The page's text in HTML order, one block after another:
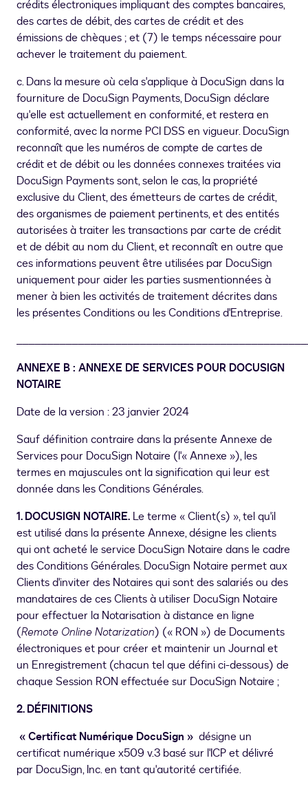
crédits électroniques impliquant des comptes bancaires,
des cartes de débit, des cartes de crédit et des
émissions de chèques ; et (7) le temps nécessaire pour
achever le traitement du paiement.
c. Dans la mesure où cela s'applique à DocuSign dans la
fourniture de DocuSign Payments, DocuSign déclare
qu'elle est actuellement en conformité, et restera en
conformité, avec la norme PCI DSS en vigueur. DocuSign
reconnaît que les numéros de compte de cartes de
crédit et de débit ou les données connexes traitées via
DocuSign Payments sont, selon le cas, la propriété
exclusive du Client, des émetteurs de cartes de crédit,
des organismes de paiement pertinents, et des entités
autorisées à traiter les transactions par carte de crédit
et de débit au nom du Client, et reconnaît en outre que
ces informations peuvent être utilisées par DocuSign
uniquement pour aider les parties susmentionnées à
mener à bien les activités de traitement décrites dans
les présentes Conditions ou les Conditions d'Entreprise.
ANNEXE B : ANNEXE DE SERVICES POUR DOCUSIGN
NOTAIRE
Date de la version : 23 janvier 2024
Sauf définition contraire dans la présente Annexe de
Services pour DocuSign Notaire (l'« Annexe »), les
termes en majuscules ont la signification qui leur est
donnée dans les Conditions Générales.
1. DOCUSIGN NOTAIRE. Le terme « Client(s) », tel qu'il
est utilisé dans la présente Annexe, désigne les clients
qui ont acheté le service DocuSign Notaire dans le cadre
des Conditions Générales. DocuSign Notaire permet aux
Clients d'inviter des Notaires qui sont des salariés ou des
mandataires de ces Clients à utiliser DocuSign Notaire
pour effectuer la Notarisation à distance en ligne
(Remote Online Notarization) (« RON ») de Documents
électroniques et pour créer et maintenir un Journal et
un Enregistrement (chacun tel que défini ci-dessous) de
chaque Session RON effectuée sur DocuSign Notaire ;
2. DÉFINITIONS
« Certificat Numérique DocuSign » désigne un
certificat numérique x509 v.3 basé sur l'ICP et délivré
par DocuSign, Inc. en tant qu'autorité certifiée.